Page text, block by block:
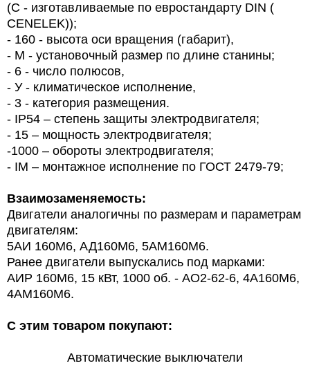
(С - изготавливаемые по евростандарту DIN (
CENELEK));
- 160 - высота оси вращения (габарит),
- M - установочный размер по длине станины;
- 6 - число полюсов,
- У - климатическое исполнение,
- 3 - категория размещения.
- IP54 – степень защиты электродвигателя;
- 15 – мощность электродвигателя;
-1000 – обороты электродвигателя;
- IM – монтажное исполнение по ГОСТ 2479-79;
Взаимозаменяемость:
Двигатели аналогичны по размерам и параметрам
двигателям:
5АИ 160М6, АД160М6, 5АМ160М6.
Ранее двигатели выпускались под марками:
АИР 160М6, 15 кВт, 1000 об. - АО2-62-6, 4А160М6,
4АМ160М6.
С этим товаром покупают:
Автоматические выключатели